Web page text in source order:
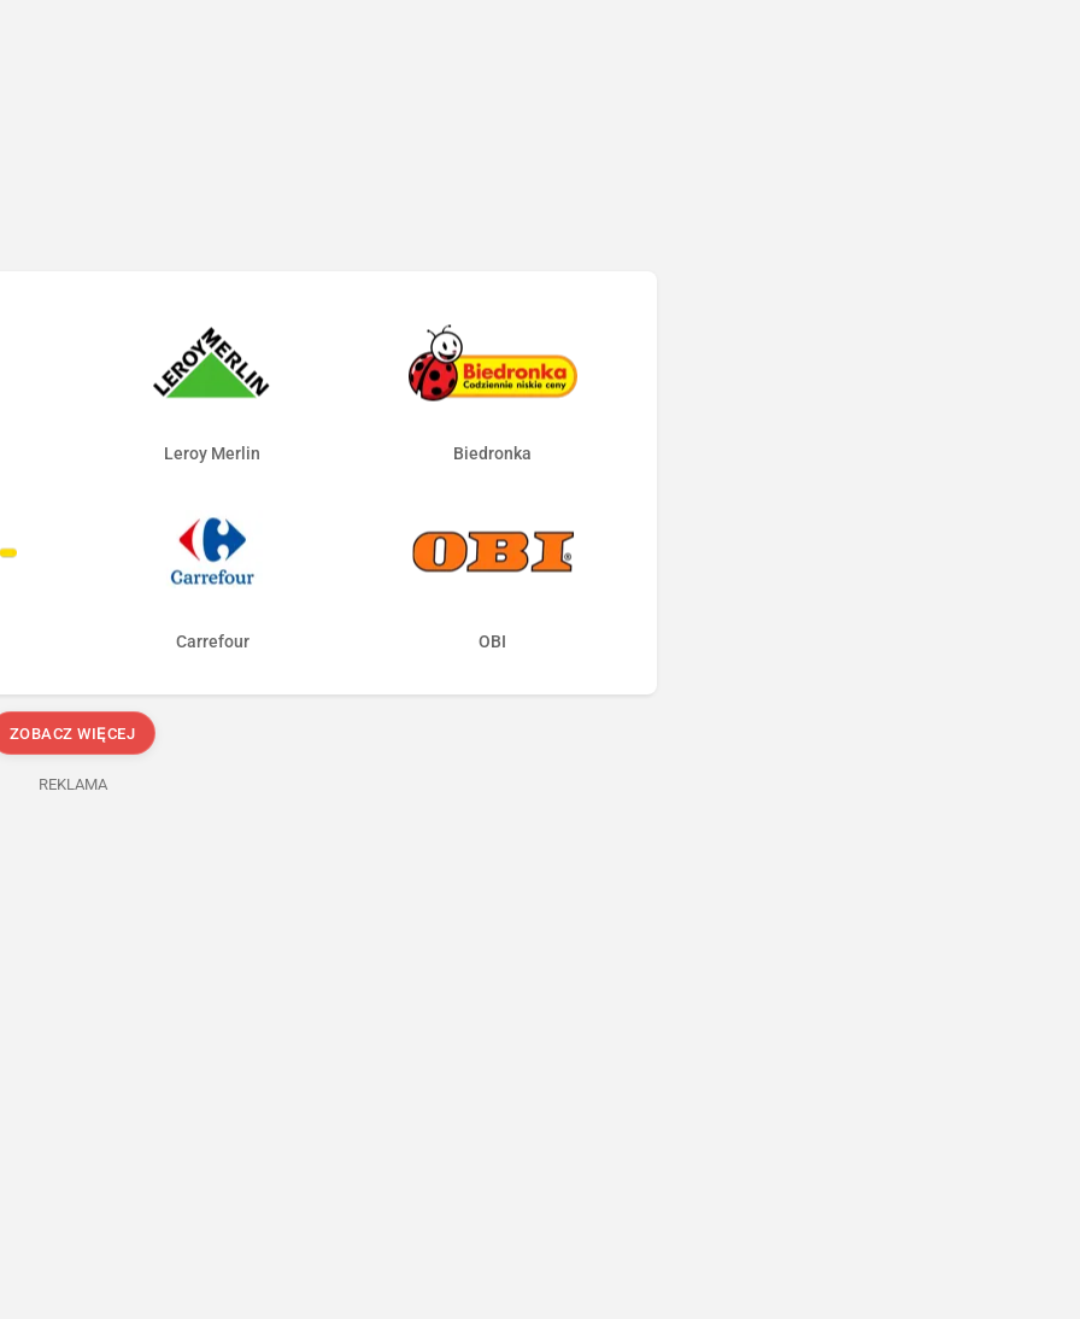
Leroy Merlin Biedronka
Carrefour OBI
ZOBACZ WIĘCEJ
REKLAMA